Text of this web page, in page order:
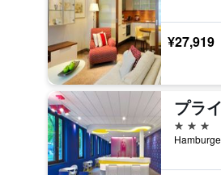
¥27,919
3つ星